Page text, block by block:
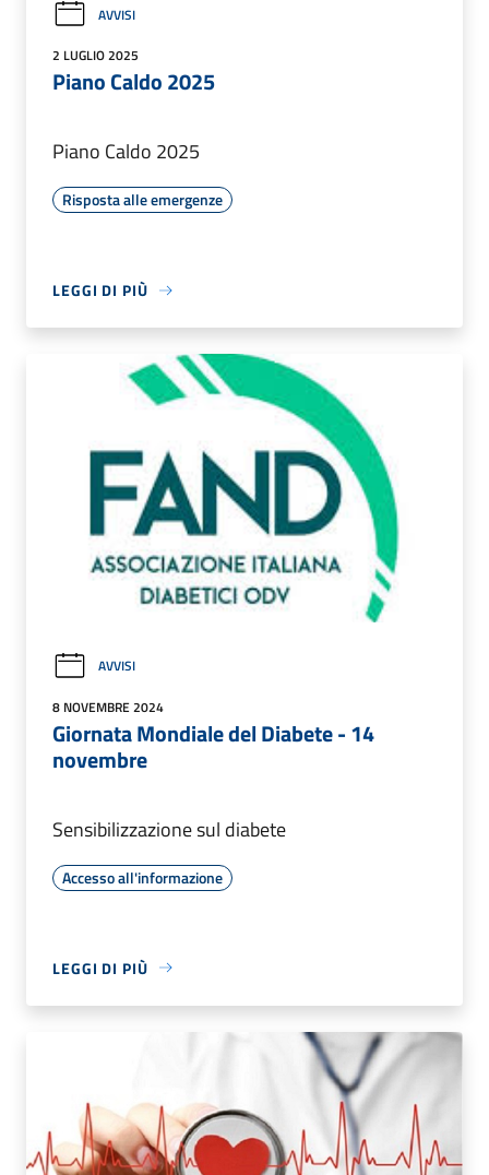
AVVISI
2 LUGLIO 2025
Piano Caldo 2025
Piano Caldo 2025
Risposta alle emergenze
LEGGI DI PIÙ
AVVISI
8 NOVEMBRE 2024
Giornata Mondiale del Diabete - 14
novembre
Sensibilizzazione sul diabete
Accesso all'informazione
LEGGI DI PIÙ